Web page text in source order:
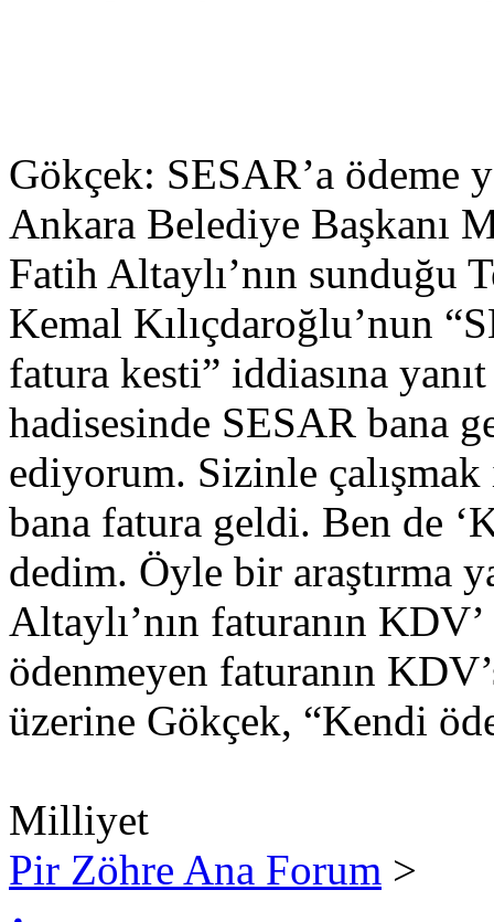
Gökçek: SESAR’a ödeme
Ankara Belediye Başkanı
Fatih Altaylı’nın sunduğu
Kemal Kılıçdaroğlu’nun
fatura kesti” iddiasına
hadisesinde SESAR bana
ediyorum. Sizinle
bana fatura geldi. Ben de
dedim. Öyle bir araştırma
Altaylı’nın faturanın
ödenmeyen faturanın
üzerine Gökçek, “Kendi
Milliyet
Pir Zöhre Ana Forum >